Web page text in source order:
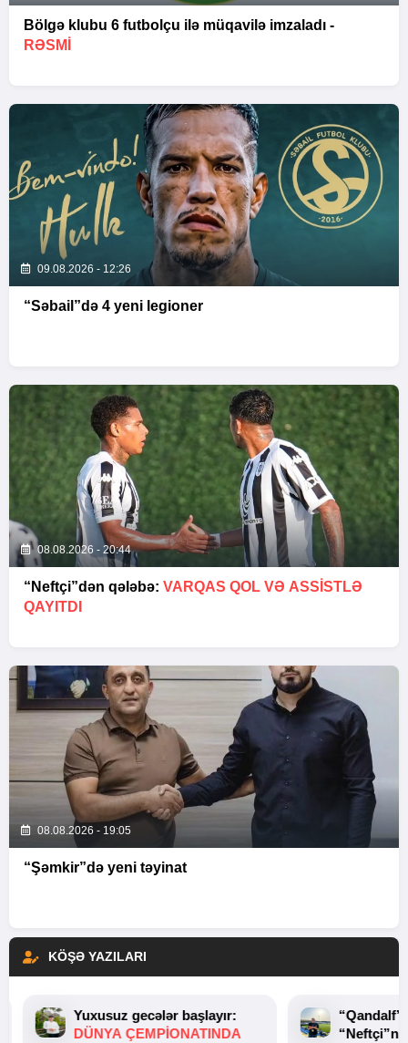
Bölgə klubu 6 futbolçu ilə müqavilə imzaladı -
RƏSMİ
09.08.2026 - 12:26
“Səbail”də 4 yeni legioner
08.08.2026 - 20:44
“Neftçi”dən qələbə: VARQAS QOL VƏ ASSİSTLƏ
QAYITDI
08.08.2026 - 19:05
“Şəmkir”də yeni təyinat
KÖŞƏ YAZILARI
Yuxusuz gecələr başlayır:
DÜNYA ÇEMPIONATINDA